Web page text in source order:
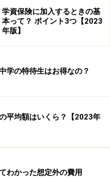
各回上位3～15人程度等
以降は改めて審査）
試験での合格者の中で成
料免除）
の成績優秀者は1年間の
績優秀者は1年次の授業料
審査）
学3年間の授業料の全額
学資保険に加入するときの基
本って？ ポイント3つ【2023
年版】
学の特待生はお得なの？
平均額はいくら？【2023年
わかった想定外の費用